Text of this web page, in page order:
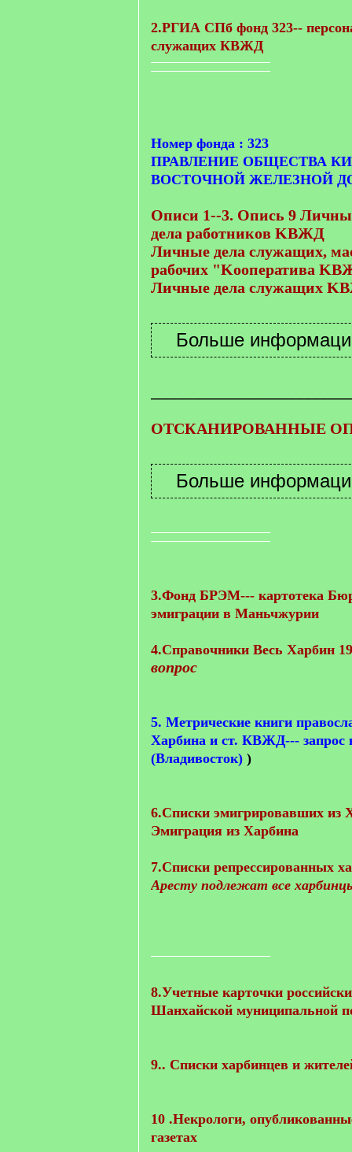
2.РГИА СПб фонд 323--
служащих КВЖД
Номер фонда : 323
ПРАВЛЕНИЕ ОБЩЕСТВА
ВОСТОЧНОЙ ЖЕЛЕЗНОЙ
Описи 1--3. Опись 9
дела работников KВЖД
Личные дела служащих,
рабочих "Kооператива
Личные дела служащих
ОТСКАНИРОВАННЫЕ
3.Фонд БРЭМ--- картотека
эмиграции в Маньчжурии
4.Справочники Весь Харбин
вопрос
5. Метрические книги
Харбина и ст. КВЖД---
(Владивосток) )
6.Списки эмигрировавших из
Эмиграция из Харбина
7.Списки репрессированных
Аресту подлежат все
8.Учетные карточки
Шанхайской муниципальной
9.. Cписки харбинцев и
10 .Некрологи,
газетах